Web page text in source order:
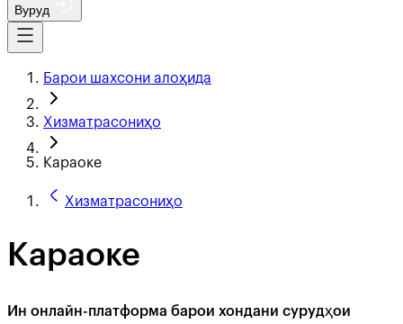
Вуруд
Барои шахсони алоҳида
Хизматрасониҳо
Караоке
Хизматрасониҳо
Караоке
Ин онлайн-платформа барои хондани сурудҳои